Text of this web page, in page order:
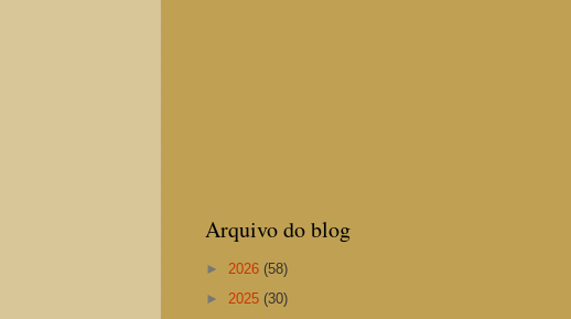
Arquivo do blog
► 2026 (58)
► 2025 (30)